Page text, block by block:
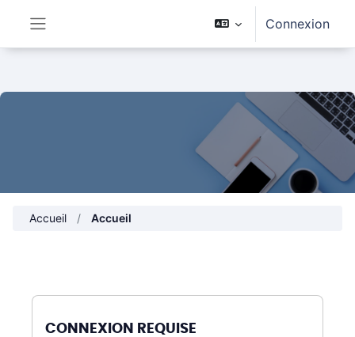
Connexion
Accueil Accueil
CONNEXION REQUISE